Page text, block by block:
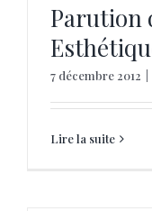
Parution
7 décembre 2012
Lire la suite